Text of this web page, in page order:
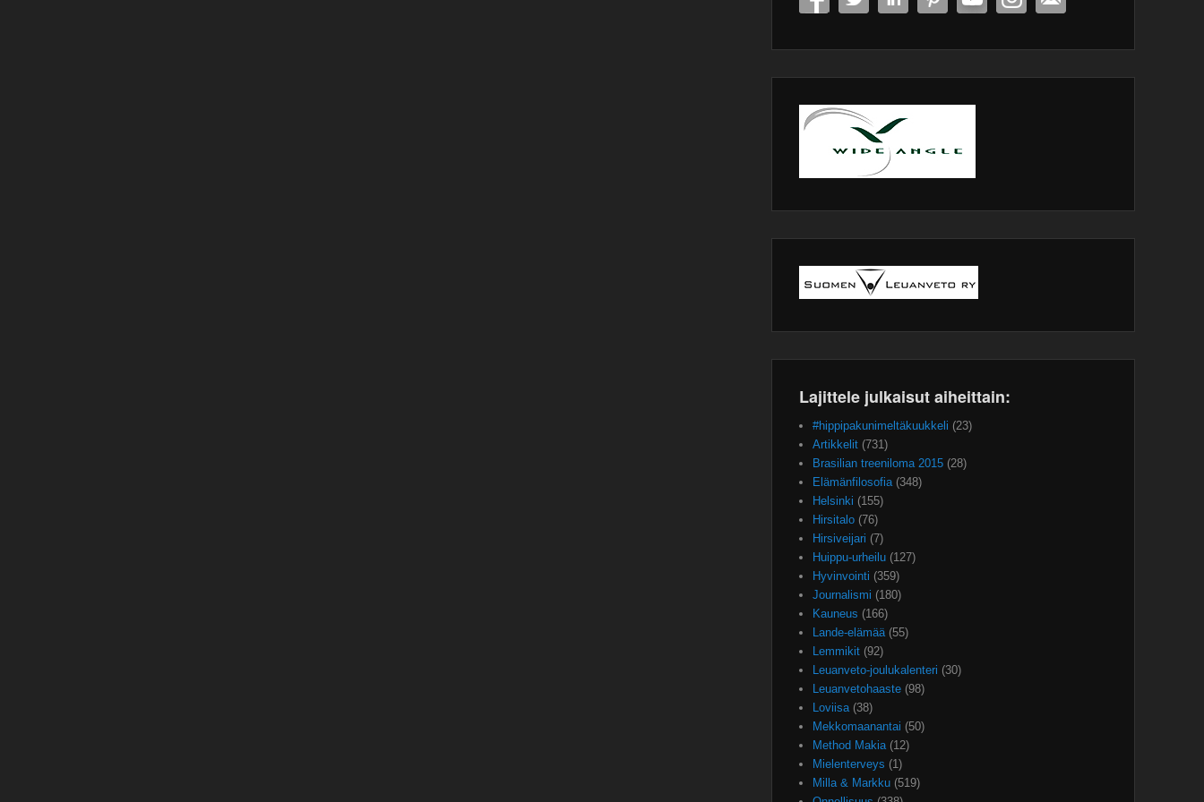
Lajittele julkaisut aiheittain:
#hippipakunimeltäkuukkeli (23)
Artikkelit (731)
Brasilian treeniloma 2015 (28)
Elämänfilosofia (348)
Helsinki (155)
Hirsitalo (76)
Hirsiveijari (7)
Huippu-urheilu (127)
Hyvinvointi (359)
Journalismi (180)
Kauneus (166)
Lande-elämää (55)
Lemmikit (92)
Leuanveto-joulukalenteri (30)
Leuanvetohaaste (98)
Loviisa (38)
Mekkomaanantai (50)
Method Makia (12)
Mielenterveys (1)
Milla & Markku (519)